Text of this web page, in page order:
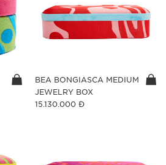
BEA BONGIASCA MEDIUM
JEWELRY BOX
15.130.000 Đ